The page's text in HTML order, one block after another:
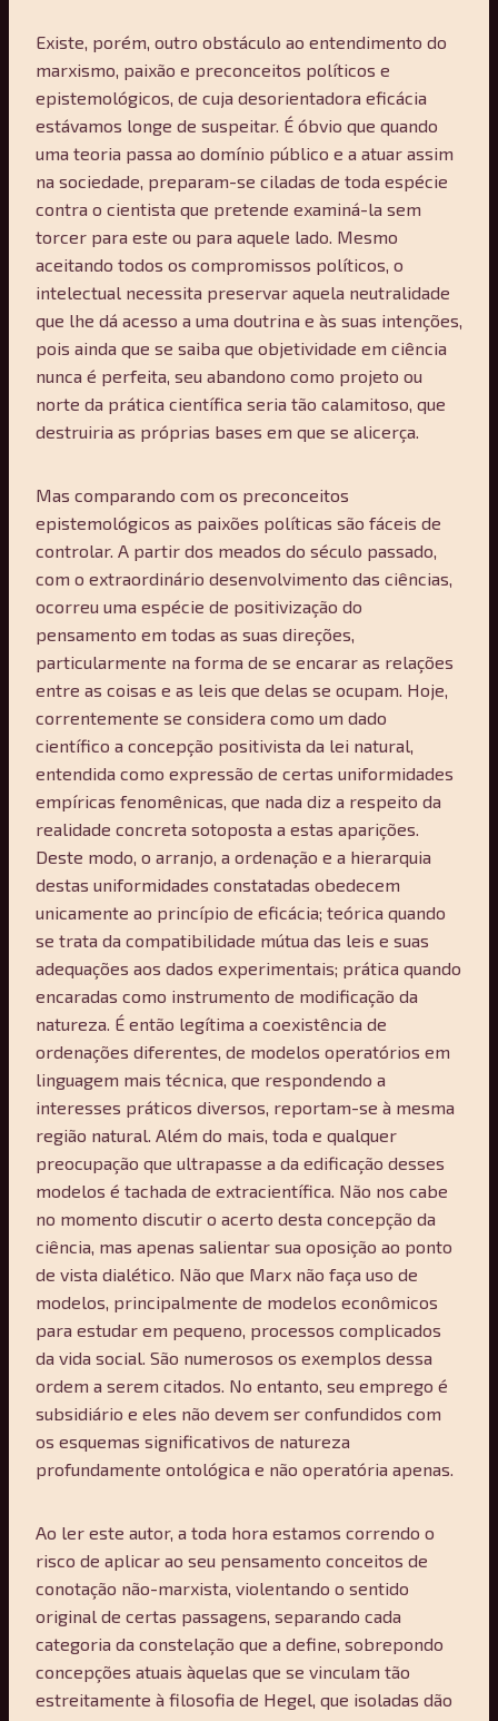
Existe, porém, outro obstáculo ao entendimento do
marxismo, paixão e preconceitos políticos e
epistemológicos, de cuja desorientadora eficácia
estávamos longe de suspeitar. É óbvio que quando
uma teoria passa ao domínio público e a atuar assim
na sociedade, preparam-se ciladas de toda espécie
contra o cientista que pretende examiná-la sem
torcer para este ou para aquele lado. Mesmo
aceitando todos os compromissos políticos, o
intelectual necessita preservar aquela neutralidade
que lhe dá acesso a uma doutrina e às suas intenções,
pois ainda que se saiba que objetividade em ciência
nunca é perfeita, seu abandono como projeto ou
norte da prática científica seria tão calamitoso, que
destruiria as próprias bases em que se alicerça.
Mas comparando com os preconceitos
epistemológicos as paixões políticas são fáceis de
controlar. A partir dos meados do século passado,
com o extraordinário desenvolvimento das ciências,
ocorreu uma espécie de positivização do
pensamento em todas as suas direções,
particularmente na forma de se encarar as relações
entre as coisas e as leis que delas se ocupam. Hoje,
correntemente se considera como um dado
científico a concepção positivista da lei natural,
entendida como expressão de certas uniformidades
empíricas fenomênicas, que nada diz a respeito da
realidade concreta sotoposta a estas aparições.
Deste modo, o arranjo, a ordenação e a hierarquia
destas uniformidades constatadas obedecem
unicamente ao princípio de eficácia; teórica quando
se trata da compatibilidade mútua das leis e suas
adequações aos dados experimentais; prática quando
encaradas como instrumento de modificação da
natureza. É então legítima a coexistência de
ordenações diferentes, de modelos operatórios em
linguagem mais técnica, que respondendo a
interesses práticos diversos, reportam-se à mesma
região natural. Além do mais, toda e qualquer
preocupação que ultrapasse a da edificação desses
modelos é tachada de extracientífica. Não nos cabe
no momento discutir o acerto desta concepção da
ciência, mas apenas salientar sua oposição ao ponto
de vista dialético. Não que Marx não faça uso de
modelos, principalmente de modelos econômicos
para estudar em pequeno, processos complicados
da vida social. São numerosos os exemplos dessa
ordem a serem citados. No entanto, seu emprego é
subsidiário e eles não devem ser confundidos com
os esquemas significativos de natureza
profundamente ontológica e não operatória apenas.
Ao ler este autor, a toda hora estamos correndo o
risco de aplicar ao seu pensamento conceitos de
conotação não-marxista, violentando o sentido
original de certas passagens, separando cada
categoria da constelação que a define, sobrepondo
concepções atuais àquelas que se vinculam tão
estreitamente à filosofia de Hegel, que isoladas dão